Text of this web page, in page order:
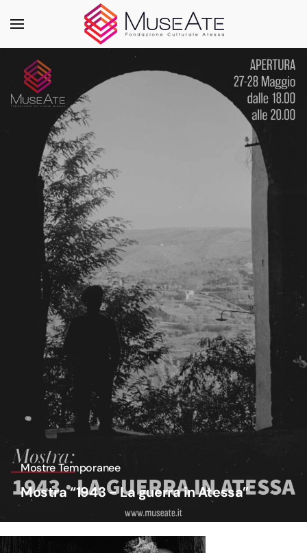
Skip to main content
Mostre Temporanee
Mostra “1943 - La guerra in Atessa”